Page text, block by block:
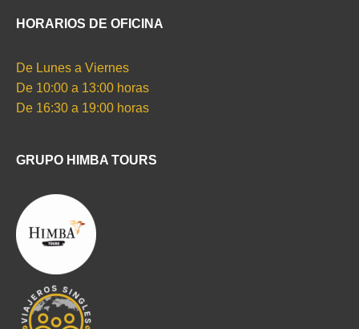
HORARIOS DE OFICINA
De Lunes a Viernes
De 10:00 a 13:00 horas
De 16:30 a 19:00 horas
GRUPO HIMBA TOURS